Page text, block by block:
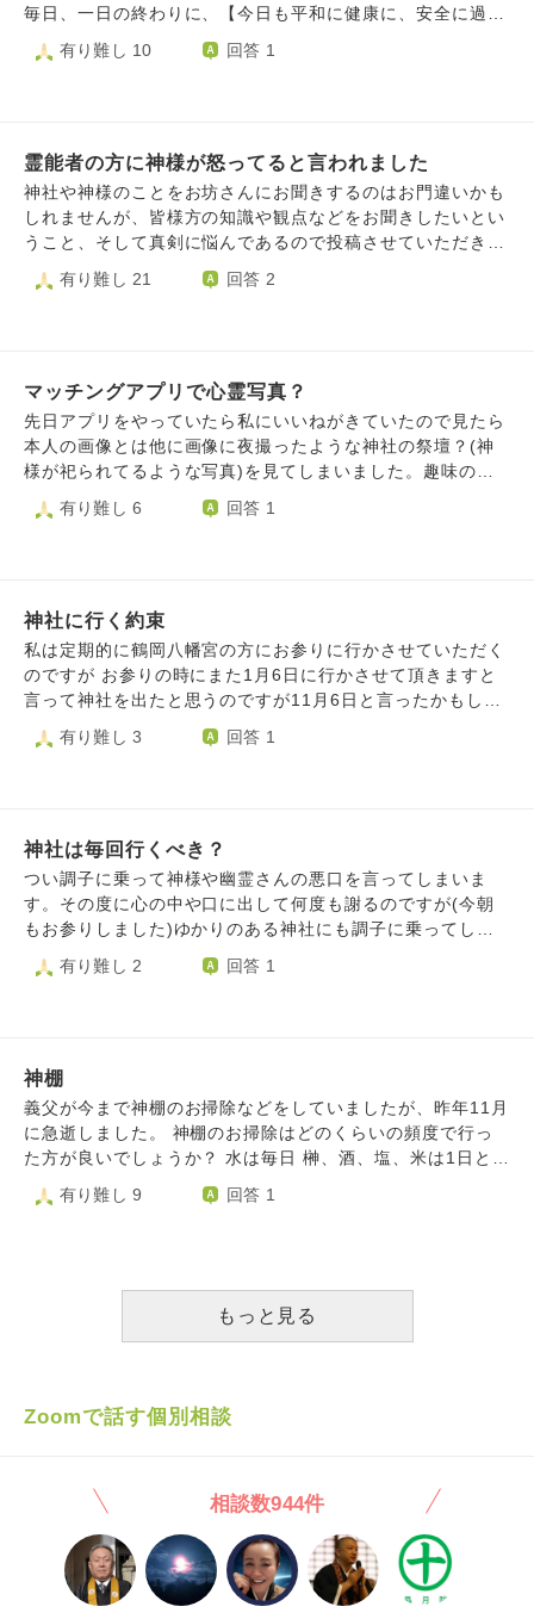
毎日、一日の終わりに、【今日も平和に健康に、安全に過ご
せてありがとうございました】とお礼を言っています。
で、ある日、行ったこともない神社にお参りをする夢を見ま
ばい状態だったのに、次の日にはウソみたいに元通りになっ
たんです、。確かにお稲荷さんの鈴に[パソコンを直してく
ださい🙏]と、お願いはしましたが、本当になおってしまう
なんて…。 この鈴のおかけで危険なことから守ってもらえ
やっぱり、お稲荷さんの力でしょうか？
有り難し 10 回答 1
霊能者の方に神様が怒ってると言われました
神社や神様のことをお坊さんにお聞きするのはお門違いかも
しれませんが、皆様方の知識や観点などをお聞きしたいとい
うこと、そして真剣に悩んであるので投稿させていただきま
兼霊能者さんに悩みがあったので電話で予約を取ろうとしま
をしていたこともありまたご連絡しますと申し上げました。
今考えると、他の占い師さんと比較するのは業界柄良くなか
ったです。 1日ほど経ち、 2回目のお電話できちんと予約し
ようと OOのことで相談したい、と私が申し上げると、そん
たの守護霊も怒っている！と言われ、全然お話を聞いてくれ
予約の電話を入れました。これで3回目のお電話です。 そし
て鑑定前日になり、 他の占い師の方に相談してしまった
し、 怒ってしまって怖いし、 行くことを迷い始めました。
そのため、前日キャンセルにはなりますがキャンセルの意向
くて行くことを迷っている、(キャンセルをしたい)」とお伝
ります。 キャンセルはきちんとされていたらしく、ただ口
調が怒っており、「もしかして神様怒っていらっしゃいます
か？」とお聞きしたら「怒ってるよ」と返答されました。
どうしたらいいかとお聞きしても「わからない」との一点張
りでした。これ以上聞いても怒らせるだけなので、これ以上
は聞けませんでした。 霊や狐がついている、 そしてトドメ
す。 長文になりましたがどうぞよろしくお願いいたしま
す。
有り難し 21 回答 2
マッチングアプリで心霊写真？
先日アプリをやっていたら私にいいねがきていたので見たら
本人の画像とは他に画像に夜撮ったような神社の祭壇？(神
様が祀られてるような写真)を見てしまいました。趣味の欄
にお化けと書かれており私自身夜に、しかも写真で見せしめ
のように神様の祭壇を撮ってマッチングアプリに載せている
有り難し 6 回答 1
神社に行く約束
私は定期的に鶴岡八幡宮の方にお参りに行かさせていただく
のですが お参りの時にまた1月6日に行かさせて頂きますと
言って神社を出たと思うのですが11月6日と言ったかもしれ
ないと後から不安になり 神様の目の前では無いのですがこ
れが起きたら11月6日にしようと思い実行した事が 達成され
距離があり ちょっとキツイかもしれません 別日にしたほう
が良いでしょうか？ それとも最初に思った 1月6日に行くべ
きでしょうか 治ったとしてもすぐに行ける状況ではなく 結
局11月6日には行けないのです 治って時間が合えばすぐ行く
有り難し 3 回答 1
神社は毎回行くべき？
つい調子に乗って神様や幽霊さんの悪口を言ってしまいま
す。その度に心の中や口に出して何度も謝るのですが(今朝
もお参りしました)ゆかりのある神社にも調子に乗ってしま
った場合毎回お参りに行くべきなのでしょうか？気乗りしな
い、疲れたというときは行かない方がいいと言われています
有り難し 2 回答 1
神棚
義父が今まで神棚のお掃除などをしていましたが、昨年11月
に急逝しました。 神棚のお掃除はどのくらいの頻度で行っ
た方が良いでしょうか？ 水は毎日 榊、酒、塩、米は1日と1
5日に新しいものに入れ替えてます。 水拭きは良くないと聞
いた事あるんですが良くないのでしょうか？ ろうそくがあ
有り難し 9 回答 1
もっと見る
Zoomで話す個別相談
相談数944件